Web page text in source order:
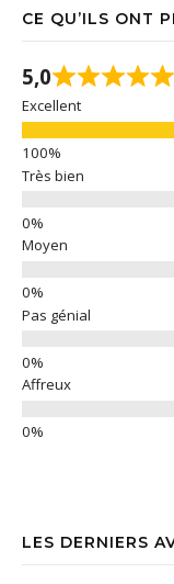
CE QU’ILS ONT
5,0
Excellent
Très bien
Moyen
Pas génial
Affreux
LES DERNIERS